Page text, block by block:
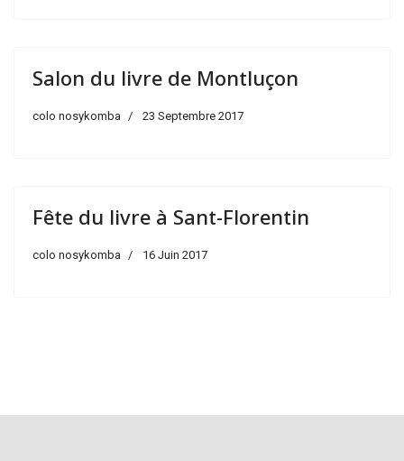
Salon du livre de Montluçon
colo nosykomba 23 Septembre 2017
Fête du livre à Sant-Florentin
colo nosykomba 16 Juin 2017